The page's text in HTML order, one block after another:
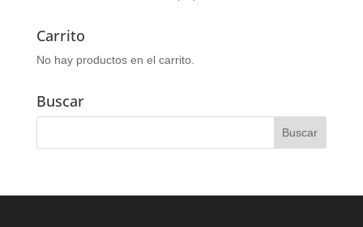
Carrito
No hay productos en el carrito.
Buscar